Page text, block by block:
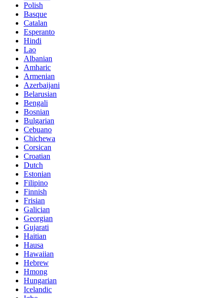
Polish
Basque
Catalan
Esperanto
Hindi
Lao
Albanian
Amharic
Armenian
Azerbaijani
Belarusian
Bengali
Bosnian
Bulgarian
Cebuano
Chichewa
Corsican
Croatian
Dutch
Estonian
Filipino
Finnish
Frisian
Galician
Georgian
Gujarati
Haitian
Hausa
Hawaiian
Hebrew
Hmong
Hungarian
Icelandic